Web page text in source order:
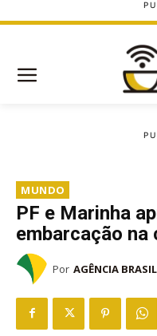
MUNDO
PF e Marinha
embarcação na
Por AGÊNCIA BRASIL